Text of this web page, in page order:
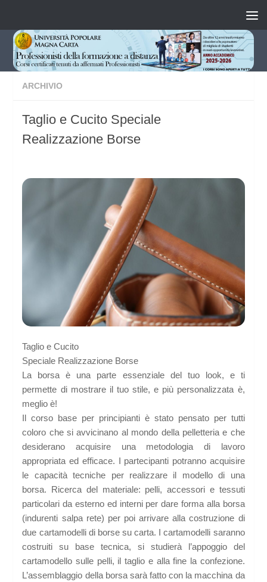
ARCHIVIO
Taglio e Cucito Speciale
Realizzazione Borse
Taglio e Cucito
Speciale Realizzazione Borse
La borsa è una parte essenziale del tuo look, e ti
permette di mostrare il tuo stile, e più personalizzata è,
meglio è!
Il corso base per principianti è stato pensato per tutti
coloro che si avvicinano al mondo della pelletteria e che
desiderano acquisire una metodologia di lavoro
appropriata ed efficace. I partecipanti potranno acquisire
le capacità tecniche per realizzare il modello di una
borsa. Ricerca del materiale: pelli, accessori e tessuti
particolari da esterno ed interni per dare forma alla borsa
(indurenti salpa rete) per poi arrivare alla costruzione di
due cartamodelli di borse su carta. I cartamodelli saranno
costruiti su base tecnica, si studierà l’appoggio del
cartamodello sulle pelli, il taglio e alla fine la confezione.
L’assemblaggio della borsa sarà fatto con la macchina da